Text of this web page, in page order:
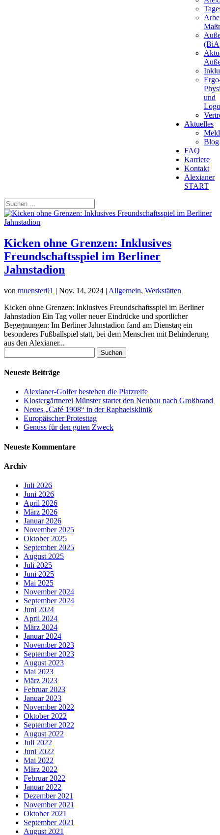
und
Aktuelles
Blog
FAQ
Karriere
Kontakt
Alexianer
START
Kicken ohne Grenzen: Inklusives
Freundschaftsspiel im Berliner
Jahnstadion
von muenster01 | Nov. 14, 2024 | Allgemein, Werkstätten
Kicken ohne Grenzen: Inklusives Freundschaftsspiel im Berliner
Jahnstadion Ein Tag voller neuer Eindrücke und sportlicher
Begegnungen: Im Berliner Jahnstadion fand am Dienstag ein
besonderes Fußballspiel statt, bei dem Menschen mit Behinderung
aus den Alexianer...
nach:
Neueste Beiträge
Alexianer-Golfer bestehen die Platzreife
Klostergärtnerei Münster startet den Neubau nach Großbrand
Neues „Café 1908“ in der Raphaelsklinik
Europäischer Protesttag
Genuss für den guten Zweck
Neueste Kommentare
Archiv
Juli 2026
Juni 2026
April 2026
März 2026
Januar 2026
November 2025
Oktober 2025
September 2025
August 2025
Juli 2025
Juni 2025
Mai 2025
November 2024
September 2024
Juni 2024
April 2024
März 2024
Januar 2024
November 2023
September 2023
August 2023
Mai 2023
März 2023
Februar 2023
Januar 2023
November 2022
Oktober 2022
September 2022
August 2022
Juli 2022
Juni 2022
Mai 2022
März 2022
Februar 2022
Januar 2022
Dezember 2021
November 2021
Oktober 2021
September 2021
August 2021